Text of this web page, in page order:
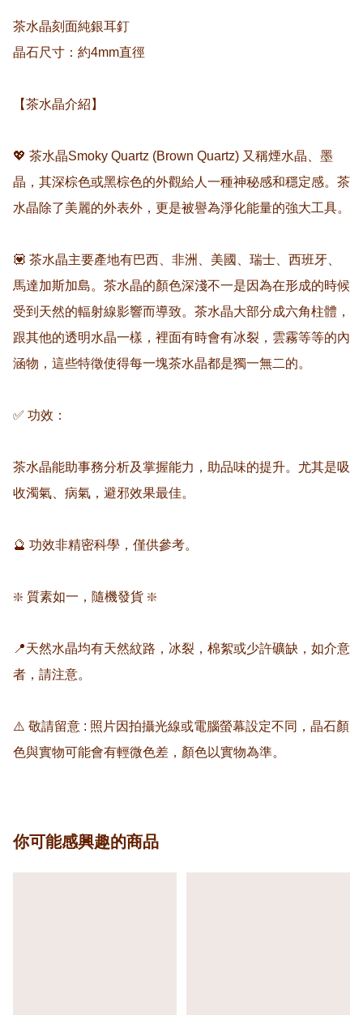
茶水晶刻面純銀耳釘
晶石尺寸：約4mm直徑
【茶水晶介紹】
💖 茶水晶Smoky Quartz (Brown Quartz) 又稱煙水晶、墨
晶，其深棕色或黑棕色的外觀給人一種神秘感和穩定感。茶
水晶除了美麗的外表外，更是被譽為淨化能量的強大工具。
💟 茶水晶主要產地有巴西、非洲、美國、瑞士、西班牙、
馬達加斯加島。茶水晶的顏色深淺不一是因為在形成的時候
受到天然的輻射線影響而導致。茶水晶大部分成六角柱體，
跟其他的透明水晶一樣，裡面有時會有冰裂，雲霧等等的內
涵物，這些特徵使得每一塊茶水晶都是獨一無二的。
✅ 功效：
茶水晶能助事務分析及掌握能力，助品味的提升。尤其是吸
收濁氣、病氣，避邪效果最佳。
🔮 功效非精密科學，僅供參考。
❇️ 質素如一，隨機發貨 ❇️
📍天然水晶均有天然紋路，冰裂，棉絮或少許礦缺，如介意
者，請注意。
⚠️ 敬請留意 : 照片因拍攝光線或電腦螢幕設定不同，晶石顏
色與實物可能會有輕微色差，顏色以實物為準。
你可能感興趣的商品